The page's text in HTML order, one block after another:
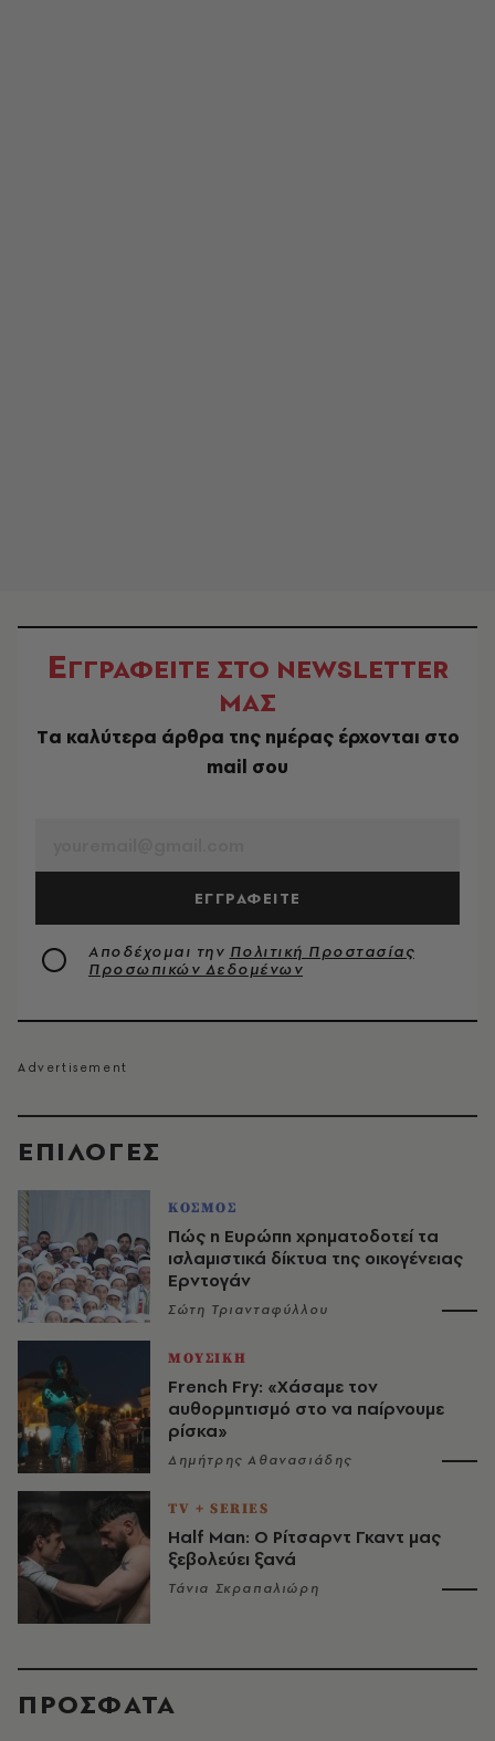
EΠΙΛΟΓΈΣ
ΚΟΣΜΟΣ
Πώς η Ευρώπη χρηματοδοτεί τα
ισλαμιστικά δίκτυα της οικογένειας
Ερντογάν
Σώτη Τριανταφύλλου
ΜΟΥΣΙΚΗ
French Fry: «Χάσαμε τον
αυθορμητισμό στο να παίρνουμε
ρίσκα»
Δημήτρης Αθανασιάδης
TV + SERIES
Half Man: Ο Ρίτσαρντ Γκαντ μας
ξεβολεύει ξανά
Τάνια Σκραπαλιώρη
ΕΓΓΡΑΦΕΙΤΕ ΣΤΟ NEWSLETTER
ΜΑΣ
Tα καλύτερα άρθρα της ημέρας έρχονται στο
mail σου
ΕΓΓΡΑΦΕΙΤΕ
Αποδέχομαι την Πολιτική Προστασίας
Προσωπικών Δεδομένων
ΠΡΟΣΦΑΤΑ